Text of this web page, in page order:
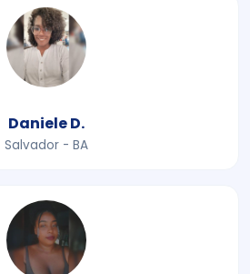
Daniele D.
Salvador - BA